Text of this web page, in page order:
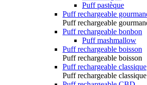
Puff pastèque
Puff rechargeable
Puff rechargeable
Puff rechargeable bonbon
Puff mashmallow
Puff rechargeable boisson
Puff rechargeable boisson
Puff rechargeable classique
Puff rechargeable classique